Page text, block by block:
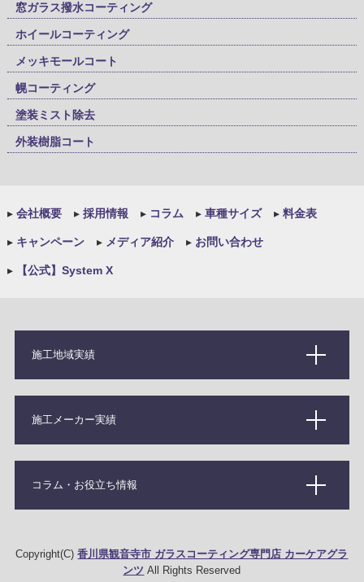
窓ガラス撥水コーティング
ホイールコーティング
メッキモールコート
幌コーティング
塗装ミスト除去
外装樹脂コート
▸会社概要 ▸採用情報 ▸コラム ▸車種サイズ ▸料金表
▸キャンペーン ▸メディア紹介 ▸お問い合わせ
▸【公式】System X
施工地域実績
施工メーカー実績
コラム・お役立ち情報
Copyright(C)香川県観音寺市 ガラスコーティング専門店 カーケアグラ
ンツ All Rights Reserved